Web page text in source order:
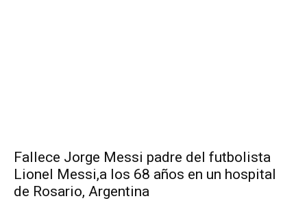
Fallece Jorge Messi padre del futbolista
Lionel Messi,a los 68 años en un hospital
de Rosario, Argentina